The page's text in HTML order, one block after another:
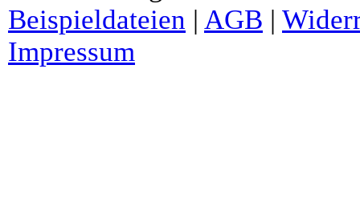
Beispieldateien | AGB |
Impressum